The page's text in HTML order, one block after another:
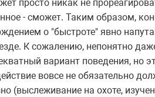
просто никак не
- сможет. Таким образом,
о "быстроте" явно
К сожалению, непонятно
вариант поведения, но
вовсе не обязательно
(выслеживание на охоте,